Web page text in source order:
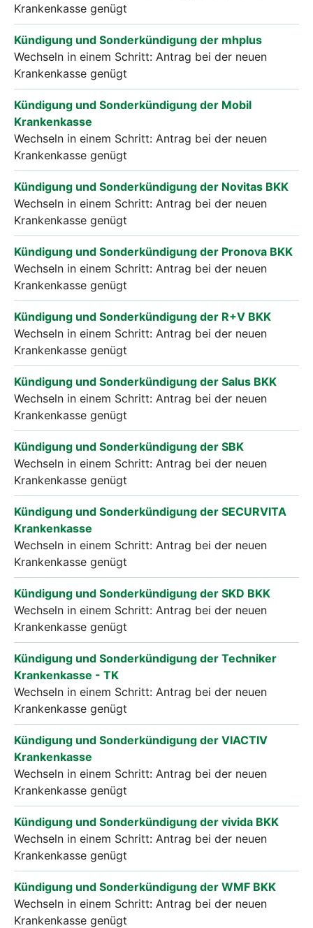
Krankenkasse genügt
Kündigung und Sonderkündigung der mhplus
Wechseln in einem Schritt: Antrag bei der neuen
Krankenkasse genügt
Kündigung und Sonderkündigung der Mobil
Krankenkasse
Wechseln in einem Schritt: Antrag bei der neuen
Krankenkasse genügt
Kündigung und Sonderkündigung der Novitas BKK
Wechseln in einem Schritt: Antrag bei der neuen
Krankenkasse genügt
Kündigung und Sonderkündigung der Pronova BKK
Wechseln in einem Schritt: Antrag bei der neuen
Krankenkasse genügt
Kündigung und Sonderkündigung der R+V BKK
Wechseln in einem Schritt: Antrag bei der neuen
Krankenkasse genügt
Kündigung und Sonderkündigung der Salus BKK
Wechseln in einem Schritt: Antrag bei der neuen
Krankenkasse genügt
Kündigung und Sonderkündigung der SBK
Wechseln in einem Schritt: Antrag bei der neuen
Krankenkasse genügt
Kündigung und Sonderkündigung der SECURVITA
Krankenkasse
Wechseln in einem Schritt: Antrag bei der neuen
Krankenkasse genügt
Kündigung und Sonderkündigung der SKD BKK
Wechseln in einem Schritt: Antrag bei der neuen
Krankenkasse genügt
Kündigung und Sonderkündigung der Techniker
Krankenkasse - TK
Wechseln in einem Schritt: Antrag bei der neuen
Krankenkasse genügt
Kündigung und Sonderkündigung der VIACTIV
Krankenkasse
Wechseln in einem Schritt: Antrag bei der neuen
Krankenkasse genügt
Kündigung und Sonderkündigung der vivida BKK
Wechseln in einem Schritt: Antrag bei der neuen
Krankenkasse genügt
Kündigung und Sonderkündigung der WMF BKK
Wechseln in einem Schritt: Antrag bei der neuen
Krankenkasse genügt